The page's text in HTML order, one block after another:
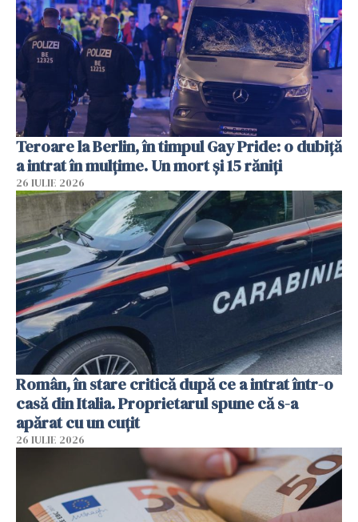
Teroare la Berlin, în timpul Gay Pride: o dubiță
a intrat în mulțime. Un mort și 15 răniți
26 IULIE 2026
Român, în stare critică după ce a intrat într-o
casă din Italia. Proprietarul spune că s-a
apărat cu un cuțit
26 IULIE 2026